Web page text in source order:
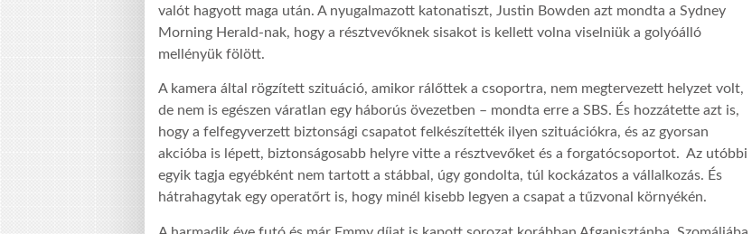
valót hagyott maga után. A nyugalmazott katonatiszt, Justin Bowden azt mondta a Sydney
Morning Herald-nak, hogy a résztvevőknek sisakot is kellett volna viselniük a golyóálló
mellényük fölött.
A kamera által rögzített szituáció, amikor rálőttek a csoportra, nem megtervezett helyzet volt,
de nem is egészen váratlan egy háborús övezetben – mondta erre a SBS. És hozzátette azt is,
hogy a felfegyverzett biztonsági csapatot felkészítették ilyen szituációkra, és az gyorsan
akcióba is lépett, biztonságosabb helyre vitte a résztvevőket és a forgatócsoportot. Az utóbbi
egyik tagja egyébként nem tartott a stábbal, úgy gondolta, túl kockázatos a vállalkozás. És
hátrahagytak egy operatőrt is, hogy minél kisebb legyen a csapat a tűzvonal környékén.